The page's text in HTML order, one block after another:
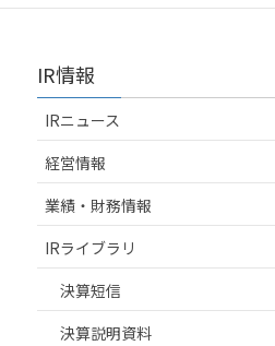
IR情報
IRニュース
経営情報
業績・財務情報
IRライブラリ
決算短信
決算説明資料